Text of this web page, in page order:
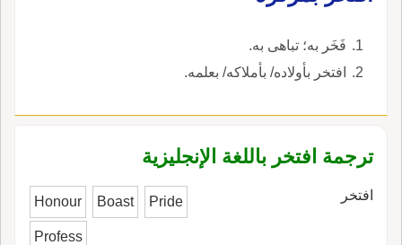
للدنيا وتَنْسى الآخر فيقال: هي المرأَة التي تتدحرج
فَخَر به؛ تباهى به.
افتخر بأولاده/ بأملاكه/ بعلمه.
ترجمة افتخر باللغة الإنجليزية
افتخر Honour Boast Pride
Profess